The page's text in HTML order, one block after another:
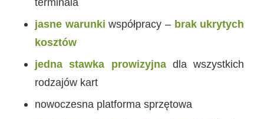
jasne warunki współpracy – brak ukrytych
kosztów
jedna stawka prowizyjnadla wszystkich
rodzajów kart
nowoczesna platforma sprzętowa